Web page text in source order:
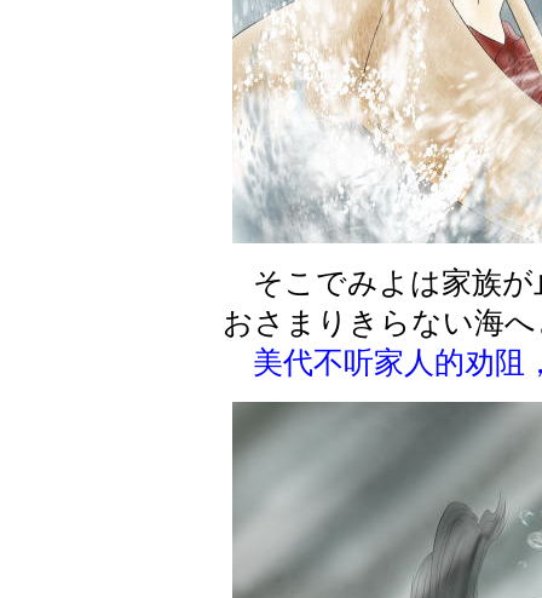
そこでみよは家族が
おさまりきらない海
美代不听家人的劝阻